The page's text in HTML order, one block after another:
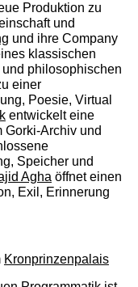
Produktion zu
und
und ihre Company
klassischen
philosophischen
einer
Poesie, Virtual
entwickelt eine
Gorki-Archiv und
Speicher und
Aghaöffnet einen
Exil, Erinnerung
Kronprinzenpalais